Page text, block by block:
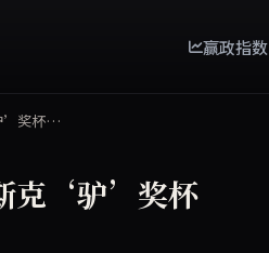
赢政指数
’奖杯…
克‘驴’奖杯